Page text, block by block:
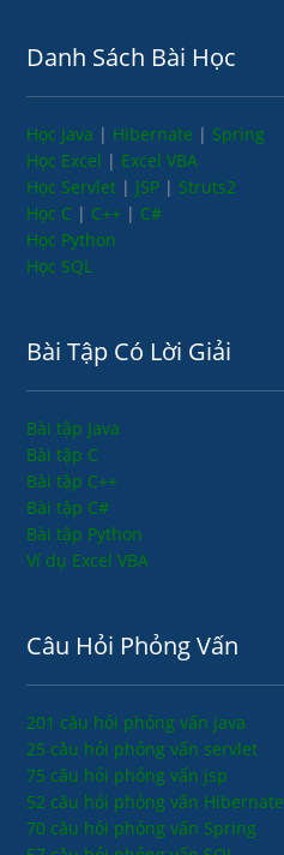
Danh Sách Bài Học
Học Java | Hibernate | Spring
Học Excel | Excel VBA
Học Servlet | JSP | Struts2
Học C | C++ | C#
Học Python
Học SQL
Bài Tập Có Lời Giải
Bài tập Java
Bài tập C
Bài tập C++
Bài tập C#
Bài tập Python
Ví dụ Excel VBA
Câu Hỏi Phỏng Vấn
201 câu hỏi phỏng vấn java
25 câu hỏi phỏng vấn servlet
75 câu hỏi phỏng vấn jsp
52 câu hỏi phỏng vấn Hibernate
70 câu hỏi phỏng vấn Spring